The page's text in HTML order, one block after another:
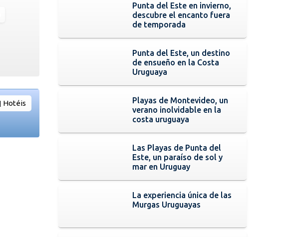
Hotéis
Punta del Este en invierno,
descubre el encanto fuera
de temporada
Punta del Este, un destino
de ensueño en la Costa
Uruguaya
Playas de Montevideo, un
verano inolvidable en la
costa uruguaya
Las Playas de Punta del
Este, un paraíso de sol y
mar en Uruguay
La experiencia única de las
Murgas Uruguayas